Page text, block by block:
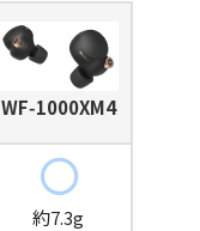
WF‑1000XM4
約7.3g